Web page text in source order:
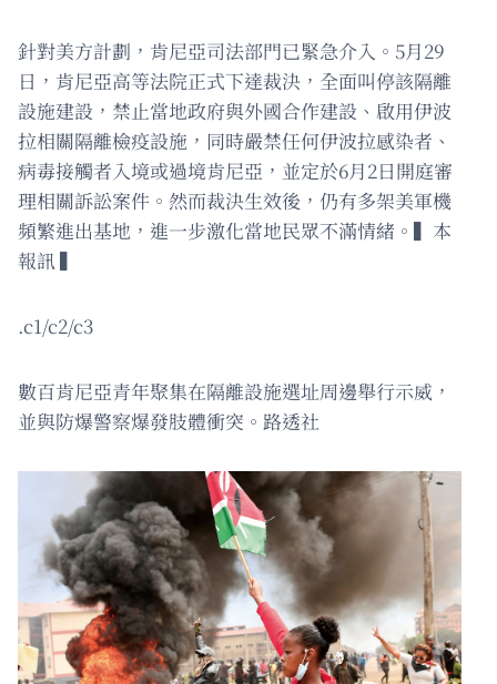
針對美方計劃，肯尼亞司法部門已緊急介入。5月29
日，肯尼亞高等法院正式下達裁決，全面叫停該隔離
設施建設，禁止當地政府與外國合作建設、啟用伊波
拉相關隔離檢疫設施，同時嚴禁任何伊波拉感染者、
病毒接觸者入境或過境肯尼亞，並定於6月2日開庭審
理相關訴訟案件。然而裁決生效後，仍有多架美軍機
頻繁進出基地，進一步激化當地民眾不滿情緒。▍本
報訊 ▍
.c1/c2/c3
數百肯尼亞青年聚集在隔離設施選址周邊舉行示威，
並與防爆警察爆發肢體衝突。路透社